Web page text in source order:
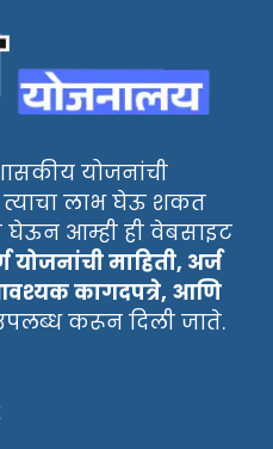
योजनांची
त्याचा लाभ घेऊ शकत
घेऊन आम्ही ही वेबसाइट
योजनांची माहिती, अर्ज
आवश्यक कागदपत्रे, आणि
करून दिली जाते.